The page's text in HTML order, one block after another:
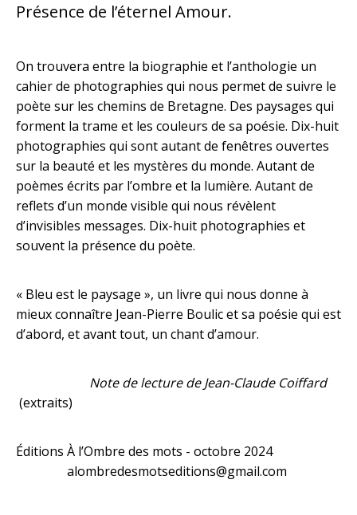
Présence de l’éternel Amour.
On trouvera entre la biographie et l’anthologie un
cahier de photographies qui nous permet de suivre le
poète sur les chemins de Bretagne. Des paysages qui
forment la trame et les couleurs de sa poésie. Dix-huit
photographies qui sont autant de fenêtres ouvertes
sur la beauté et les mystères du monde. Autant de
poèmes écrits par l’ombre et la lumière. Autant de
reflets d’un monde visible qui nous révèlent
d’invisibles messages. Dix-huit photographies et
souvent la présence du poète.
« Bleu est le paysage », un livre qui nous donne à
mieux connaître Jean-Pierre Boulic et sa poésie qui est
d’abord, et avant tout, un chant d’amour.
Note de lecture de Jean-Claude Coiffard
(extraits)
Éditions À l’Ombre des mots - octobre 2024
alombredesmotseditions@gmail.com